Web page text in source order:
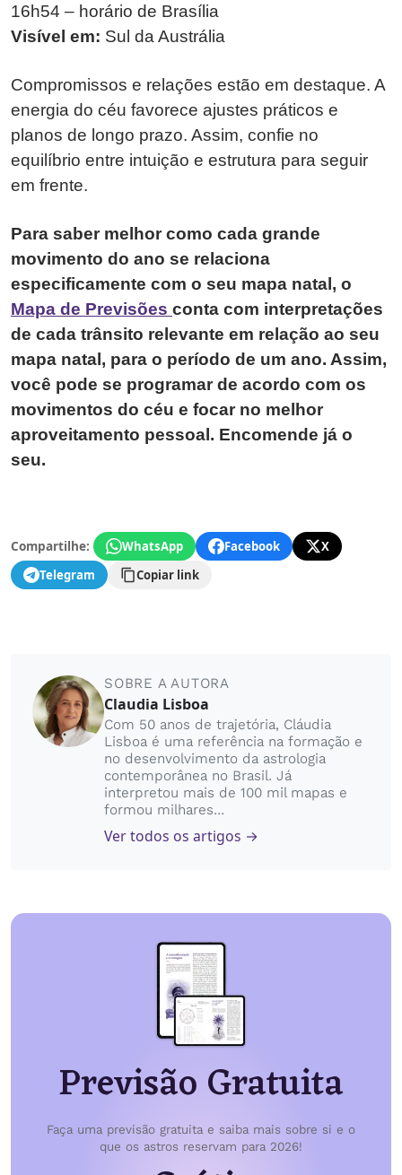
16h54 – horário de Brasília
Visível em: Sul da Austrália
Compromissos e relações estão em destaque. A
energia do céu favorece ajustes práticos e
planos de longo prazo. Assim, confie no
equilíbrio entre intuição e estrutura para seguir
em frente.
Para saber melhor como cada grande
movimento do ano se relaciona
especificamente com o seu mapa natal, o
Mapa de Previsões conta com interpretações
de cada trânsito relevante em relação ao seu
mapa natal, para o período de um ano. Assim,
você pode se programar de acordo com os
movimentos do céu e focar no melhor
aproveitamento pessoal. Encomende já o
seu.
Compartilhe: WhatsApp Facebook
X
Telegram
Copiar link
SOBRE A AUTORA
Claudia Lisboa
Com 50 anos de trajetória, Cláudia
Lisboa é uma referência na formação e
no desenvolvimento da astrologia
contemporânea no Brasil. Já
interpretou mais de 100 mil mapas e
formou milhares...
Ver todos os artigos →
Previsão Gratuita
Faça uma previsão gratuita e saiba mais sobre si e o
que os astros reservam para 2026!